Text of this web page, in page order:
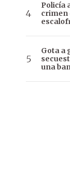
Policía
crimen
Gota a
una